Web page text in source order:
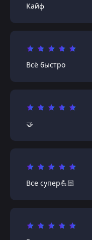
Кайф
Всё быстро
🤝
Все супер💪🏻